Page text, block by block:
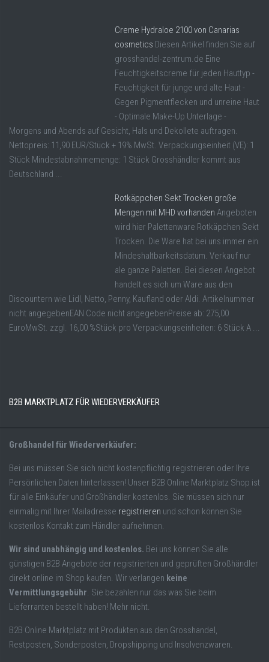
Creme Hydraloe 2100 von Canarias
cosmetics Diesen Artikel finden Sie auf
grosshandel-zentrum.de Eine
Feuchtigkeitscreme für jeden Hauttyp -
Feuchtigkeit für junge und alte Haut -
Gegen Pigmentflecken und unreine Haut
- Optimale Make-Up Unterlage -
Morgens und Abends auf Gesicht, Hals und Dekollete auftragen.
Nettopreis: 11,90 EUR/Stück + 19% MwSt. Verpackungseinheit (VE): 1
Stück Mindestabnahmemenge: 1 Stück Grosshändler kommt aus
Deutschland ...
Rotkäppchen Sekt Trocken große
Mengen mit MHD vorhanden Angeboten
wird hier Palettenware Rotkäpchen Sekt
Trocken. Die Ware hat bei uns immer ein
Mindeshaltbarkeitsdatum. Verkauf nur
ale ganze Paletten. Bei diesen Angebot
handelt es sich um Ware aus den
Discountern wie Lidl, Netto, Penny, Kaufland oder Aldi. Artikelnummer
nicht angegebenEAN Code nicht angegebenPreise ab: 275,00
EuroMwSt. zzgl. 16,00 %Stück pro Verpackungseinheiten: 6 Stück A ...
B2B MARKTPLATZ FÜR WIEDERVERKÄUFER
Großhandel für Wiederverkäufer:
Bei uns müssen Sie sich nicht kostenpflichtig registrieren oder Ihre
Persönlichen Daten hinterlassen! Unser B2B Online Marktplatz Shop ist
für alle Einkäufer und Großhändler kostenlos. Sie müssen sich nur
einmalig mit Ihrer Mailadresse registrieren und schon können Sie
kostenlos Kontakt zum Händler aufnehmen.
Wir sind unabhängig und kostenlos. Bei uns können Sie alle
günstigen B2B Angebote der registrierten und geprüften Großhändler
direkt online im Shop kaufen. Wir verlangen keine
Vermittlungsgebühr. Sie bezahlen nur das was Sie beim
Lieferranten bestellt haben! Mehr nicht.
B2B Online Marktplatz mit Produkten aus den Grosshandel,
Restposten, Sonderposten, Dropshipping und Insolvenzwaren.